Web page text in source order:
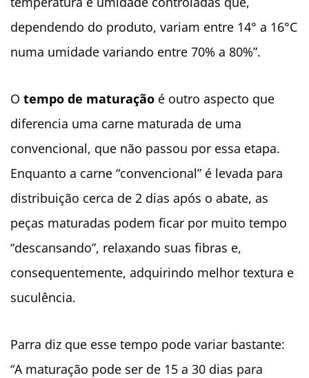
dependendo do produto, variam entre 14° a 16°C
numa umidade variando entre 70% a 80%”.
O tempo de maturação é outro aspecto que
diferencia uma carne maturada de uma
convencional, que não passou por essa etapa.
Enquanto a carne “convencional” é levada para
distribuição cerca de 2 dias após o abate, as
peças maturadas podem ficar por muito tempo
“descansando”, relaxando suas fibras e,
consequentemente, adquirindo melhor textura e
suculência.
Parra diz que esse tempo pode variar bastante:
“A maturação pode ser de 15 a 30 dias para